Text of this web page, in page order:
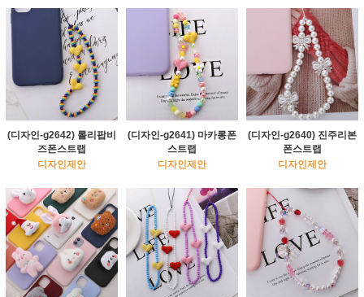
(디자인-g2642) 롤리팝비
즈폰스트랩
디자인제안
(디자인-g2641) 마카롱폰
스트랩
디자인제안
(디자인-g2640) 진주리본
폰스트랩
디자인제안